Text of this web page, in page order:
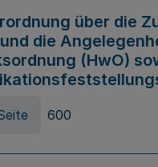
über die
die
(HwO)
600